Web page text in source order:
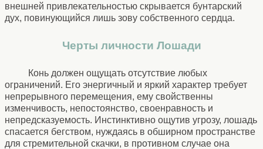
внешней привлекательностью скрывается бунтарский
дух, повинующийся лишь зову собственного сердца.
Черты личности Лошади
Конь должен ощущать отсутствие любых
ограничений. Его энергичный и яркий характер требует
непрерывного перемещения, ему свойственны
изменчивость, непостоянство, своенравность и
непредсказуемость. Инстинктивно ощутив угрозу, лошадь
спасается бегством, нуждаясь в обширном пространстве
для стремительной скачки, в противном случае она